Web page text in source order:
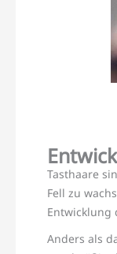
Tasthaare
Fell zu
Entwicklung
Anders als